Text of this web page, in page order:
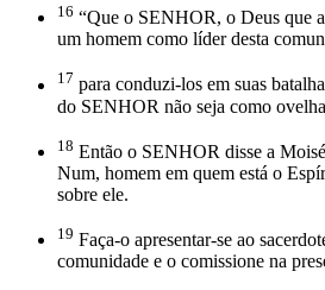
16 “Que o SENHOR, o Deus que
um homem como líder desta
17 para conduzi-los em suas
do SENHOR não seja como
18 Então o SENHOR disse a
Num, homem em quem está o
sobre ele.
19 Faça-o apresentar-se ao
comunidade e o comissione na